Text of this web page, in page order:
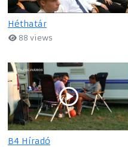
Héthatár
88 views
B4 Híradó